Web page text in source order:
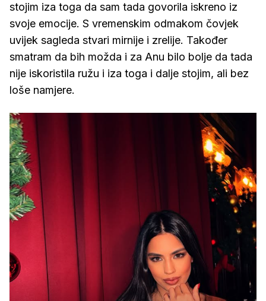
stojim iza toga da sam tada govorila iskreno iz
svoje emocije. S vremenskim odmakom čovjek
uvijek sagleda stvari mirnije i zrelije. Također
smatram da bih možda i za Anu bilo bolje da tada
nije iskoristila ružu i iza toga i dalje stojim, ali bez
loše namjere.